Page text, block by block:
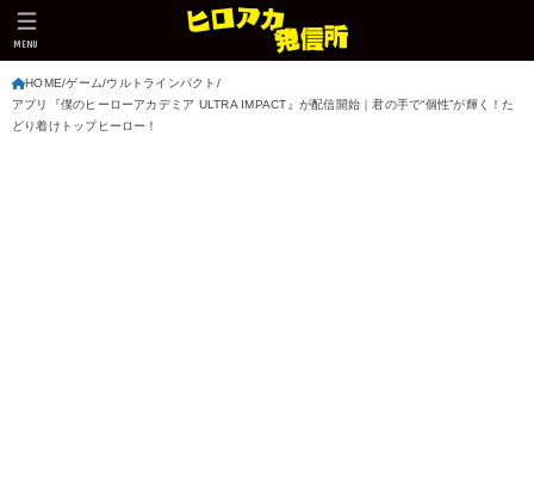
MENU
HOME ゲーム ウルトラインパクト
アプリ『僕のヒーローアカデミア ULTRA IMPACT』が配信開始｜君の手で“個性”が輝く！た
どり着けトップヒーロー！